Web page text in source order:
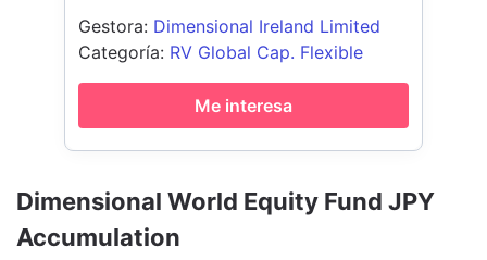
Dimensional World Equity Fund JPY
Accumulation
Gestora: Dimensional Ireland Limited
Categoría: RV Global Cap. Flexible
Me interesa